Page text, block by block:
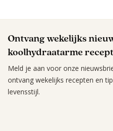
Ontvang wekelijks
koolhydraatarme
Meld je aan voor onze
ontvang wekelijks recepten en
levensstijl.